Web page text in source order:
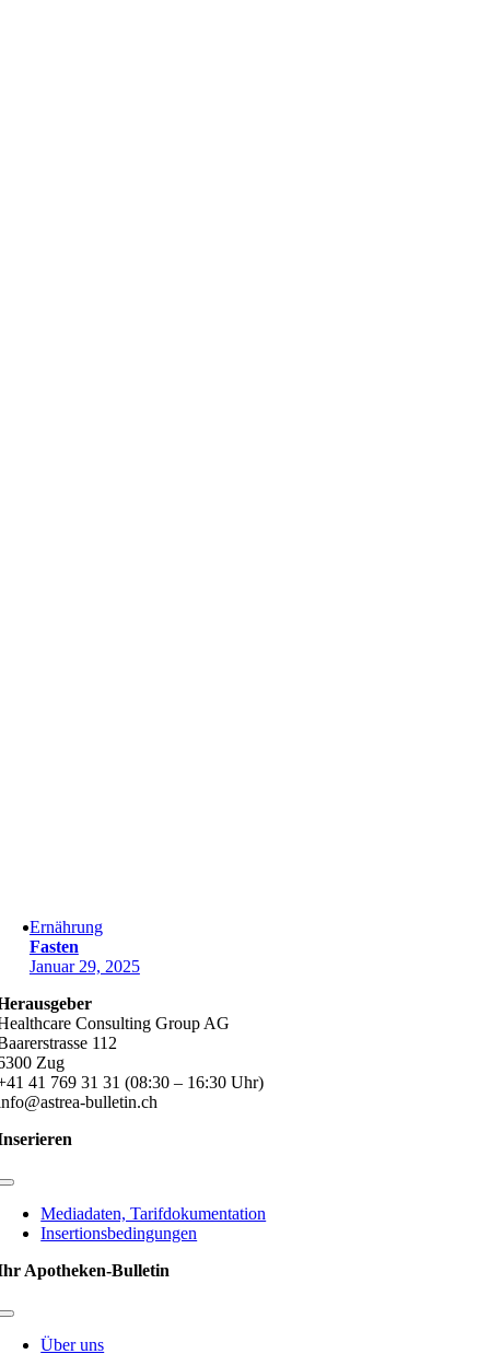
Ernährung
Fasten
Januar 29, 2025
Consulting Group AG
112
Zug
41 769 31 31 (08:30 – 16:30 Uhr)
bulletin.ch
Toggle
NavigationMediadaten, Tarifdokumentation
Insertionsbedingungen
Apotheken-Bulletin
Toggle
NavigationÜber uns